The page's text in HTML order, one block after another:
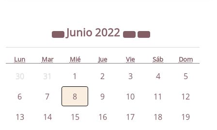
Junio 2022
Lun Mar Mié Jue Vie Sáb Dom
30 31 1 2 3 4
5
6
7 8 9 10 11
12
13
14 15 16 17 18 19